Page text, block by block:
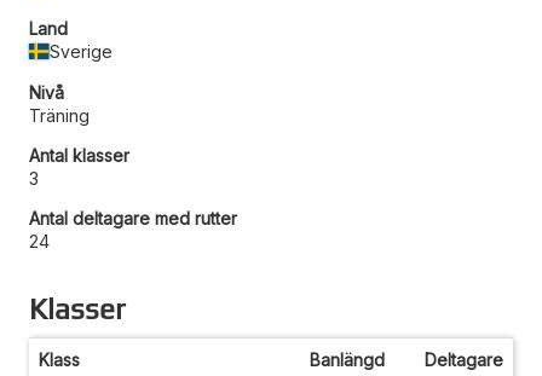
Land
Sverige
Nivå
Träning
Antal klasser
3
Antal deltagare med rutter
24
Klasser
Klass Banlängd Deltagare